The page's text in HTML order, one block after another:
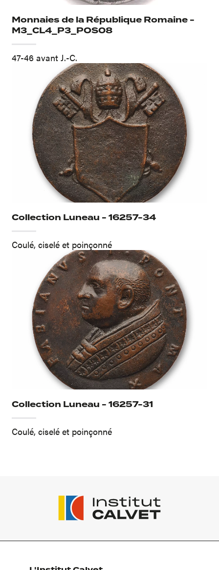
Monnaies de la République Romaine -
M3_CL4_P3_POS08
47-46 avant J.-C.
Collection Luneau - 16257-34
Coulé, ciselé et poinçonné
Collection Luneau - 16257-31
Coulé, ciselé et poinçonné